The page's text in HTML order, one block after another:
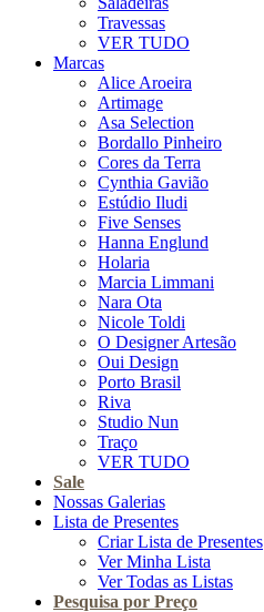
Travessas
VER TUDO
Marcas
Alice Aroeira
Artimage
Asa Selection
Bordallo Pinheiro
Cores da Terra
Cynthia Gavião
Estúdio Iludi
Five Senses
Hanna Englund
Holaria
Marcia Limmani
Nara Ota
Nicole Toldi
O Designer Artesão
Oui Design
Porto Brasil
Riva
Studio Nun
Traço
VER TUDO
Sale
Nossas Galerias
Lista de Presentes
Criar Lista de Presentes
Ver Minha Lista
Ver Todas as Listas
Pesquisa por Preço